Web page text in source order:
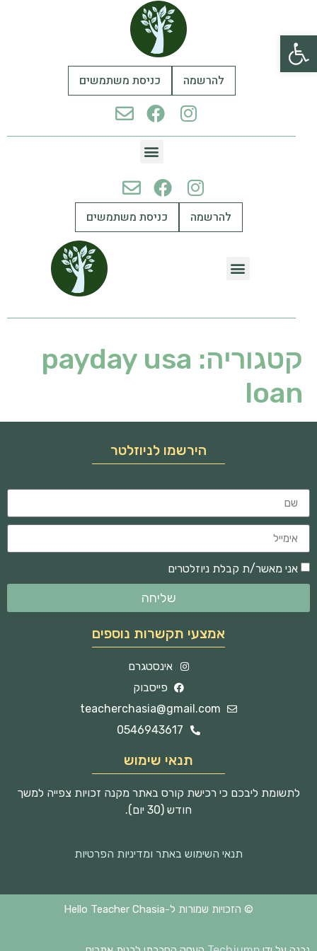
פתח סרגל נגישות
להרשמה כניסת משתמשים
להרשמה כניסת משתמשים
קטגוריה: payday usa
loan
הירשמו לניוזלטר
אני מאשר/ת קבלת ניוזלטרים
שליחה
אמצעי תקשרות נוספים
אינסטגרם
פייסבוק
teacherchasia@gmail.com
0546943617
תנאי שימוש
לתשומת ליבכם כי רכישת קורס באתר מקנה זכויות צפייה למשך
חודש (30 יום).
תנאי השימוש באתר ומדיניות הפרטיות
© הזכויות שמורות ל-Hello Teacher Chasia